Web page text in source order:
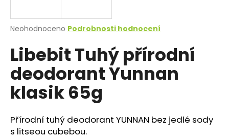
Průměrné
produktu
je
0,0
z
5
hvězdiček.
Neohodnoceno Podrobnosti hodnocení
Libebit Tuhý přírodní
deodorant Yunnan
klasik 65g
Přírodní tuhý deodorant YUNNAN bez jedlé sody
s litseou cubebou.
j
t
?
HLEDAT